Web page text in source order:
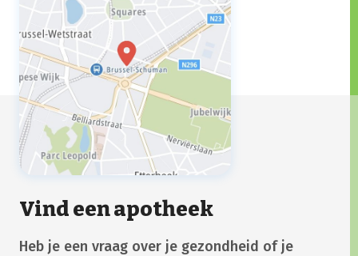
Vind een apotheek
Heb je een vraag over je gezondheid of je